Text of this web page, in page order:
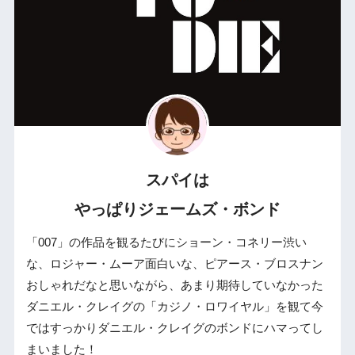
スパイは
やっぱりジェームズ・ボンド
「007」の作品を観るたびにショーン・コネリー渋い
な、ロジャー・ムーア面白いな、ピアース・ブロスナン
おしゃれだなと思いながら、あまり期待していなかった
ダニエル・クレイグの「カジノ・ロワイヤル」を観て今
ではすっかりダニエル・クレイグのボンドにハマってし
まいました！